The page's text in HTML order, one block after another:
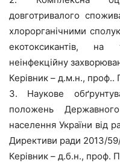
довготривалого
хлорорганічними
екотоксикантів, на
неінфекційну
Керівник – д.м.н., проф..
3. Наукове
положень
населення України від
Директиви ради 2013/
Керівник – д.б.н., проф.